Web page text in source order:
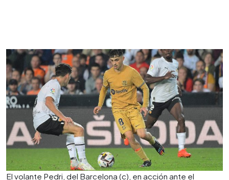
El volante Pedri, del Barcelona (c), en acción ante el